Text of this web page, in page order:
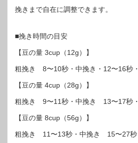
挽きまで自在に調整できます。
■挽き時間の目安
【豆の量 3cup（12g）】
粗挽き 8〜10秒・中挽き・12〜16秒
【豆の量 4cup（28g）】
粗挽き 9〜11秒・中挽き 13〜17秒
【豆の量 8cup（56g）】
粗挽き 11〜13秒・中挽き 15〜27